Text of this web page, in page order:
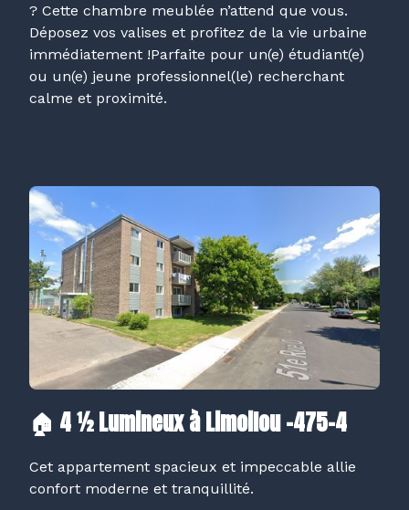
? Cette chambre meublée n’attend que vous.
Déposez vos valises et profitez de la vie urbaine
immédiatement !Parfaite pour un(e) étudiant(e)
ou un(e) jeune professionnel(le) recherchant
calme et proximité.
🏠 4 ½ Lumineux à Limoilou –475-4
Cet appartement spacieux et impeccable allie
confort moderne et tranquillité.